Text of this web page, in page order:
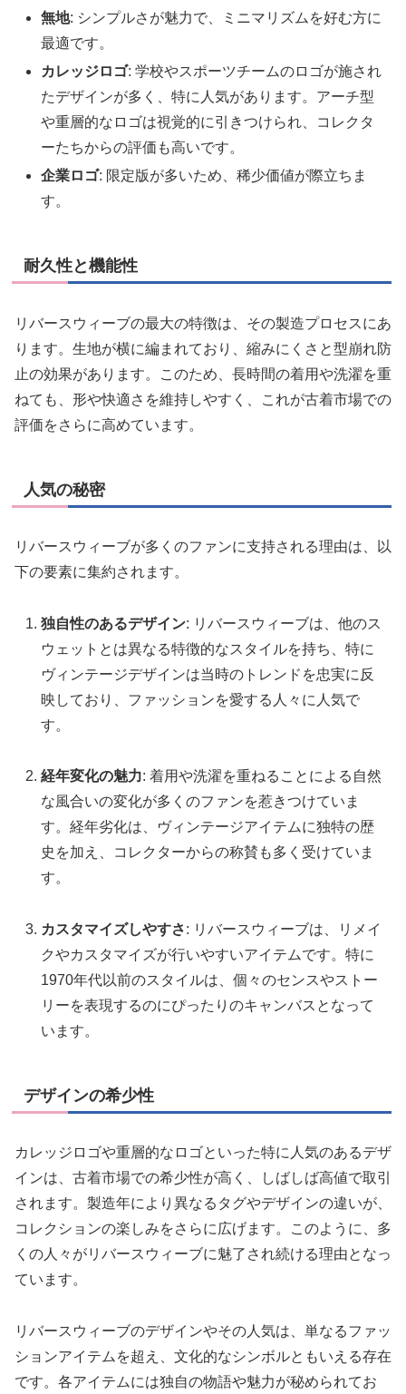
無地: シンプルさが魅力で、ミニマリズムを好む方に
最適です。
カレッジロゴ: 学校やスポーツチームのロゴが施され
たデザインが多く、特に人気があります。アーチ型
や重層的なロゴは視覚的に引きつけられ、コレクタ
ーたちからの評価も高いです。
企業ロゴ: 限定版が多いため、稀少価値が際立ちま
す。
耐久性と機能性
リバースウィーブの最大の特徴は、その製造プロセスにあ
ります。生地が横に編まれており、縮みにくさと型崩れ防
止の効果があります。このため、長時間の着用や洗濯を重
ねても、形や快適さを維持しやすく、これが古着市場での
評価をさらに高めています。
人気の秘密
リバースウィーブが多くのファンに支持される理由は、以
下の要素に集約されます。
独自性のあるデザイン: リバースウィーブは、他のス
ウェットとは異なる特徴的なスタイルを持ち、特に
ヴィンテージデザインは当時のトレンドを忠実に反
映しており、ファッションを愛する人々に人気で
す。
経年変化の魅力: 着用や洗濯を重ねることによる自然
な風合いの変化が多くのファンを惹きつけていま
す。経年劣化は、ヴィンテージアイテムに独特の歴
史を加え、コレクターからの称賛も多く受けていま
す。
カスタマイズしやすさ: リバースウィーブは、リメイ
クやカスタマイズが行いやすいアイテムです。特に
1970年代以前のスタイルは、個々のセンスやストー
リーを表現するのにぴったりのキャンバスとなって
います。
デザインの希少性
カレッジロゴや重層的なロゴといった特に人気のあるデザ
インは、古着市場での希少性が高く、しばしば高値で取引
されます。製造年により異なるタグやデザインの違いが、
コレクションの楽しみをさらに広げます。このように、多
くの人々がリバースウィーブに魅了され続ける理由となっ
ています。
リバースウィーブのデザインやその人気は、単なるファッ
ションアイテムを超え、文化的なシンボルともいえる存在
です。各アイテムには独自の物語や魅力が秘められてお